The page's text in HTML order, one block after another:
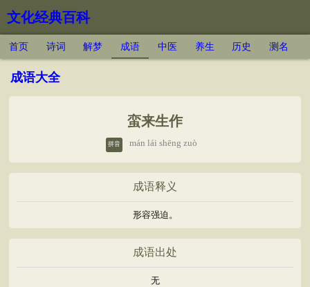
文化经典百科
首页 诗词 解梦 成语 中医 养生 历史 测名
成语大全
蛮来生作
拼音 mán lái shēng zuò
成语释义
形容强迫。
成语出处
无